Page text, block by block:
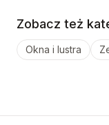
Zobacz też
Okna i lustra